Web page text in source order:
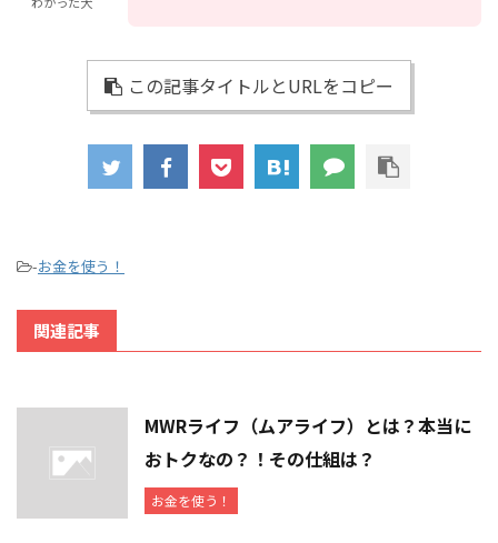
この記事タイトルとURLをコピー
-お金を使う！
関連記事
MWRライフ（ムアライフ）とは？本当に
おトクなの？！その仕組は？
お金を使う！